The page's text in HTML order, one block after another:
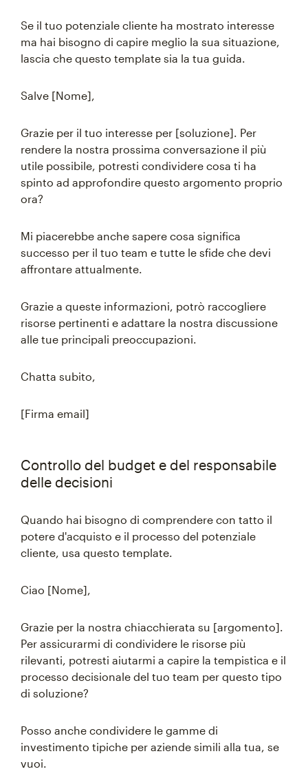
Se il tuo potenziale cliente ha mostrato interesse
ma hai bisogno di capire meglio la sua situazione,
lascia che questo template sia la tua guida.
Salve [Nome],
Grazie per il tuo interesse per [soluzione]. Per
rendere la nostra prossima conversazione il più
utile possibile, potresti condividere cosa ti ha
spinto ad approfondire questo argomento proprio
ora?
Mi piacerebbe anche sapere cosa significa
successo per il tuo team e tutte le sfide che devi
affrontare attualmente.
Grazie a queste informazioni, potrò raccogliere
risorse pertinenti e adattare la nostra discussione
alle tue principali preoccupazioni.
Chatta subito,
[Firma email]
Controllo del budget e del responsabile
delle decisioni
Quando hai bisogno di comprendere con tatto il
potere d'acquisto e il processo del potenziale
cliente, usa questo template.
Ciao [Nome],
Grazie per la nostra chiacchierata su [argomento].
Per assicurarmi di condividere le risorse più
rilevanti, potresti aiutarmi a capire la tempistica e il
processo decisionale del tuo team per questo tipo
di soluzione?
Posso anche condividere le gamme di
investimento tipiche per aziende simili alla tua, se
vuoi.